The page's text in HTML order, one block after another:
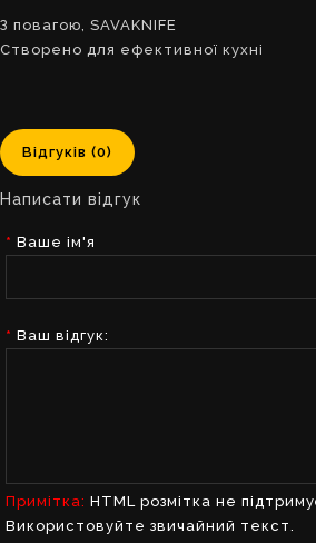
З повагою, SAVAKNIFE
Створено для ефективної кухні
Відгуків (0)
Написати відгук
Ваше ім'я
Ваш відгук:
Примітка: HTML розмітка не
Використовуйте звичайний текст.